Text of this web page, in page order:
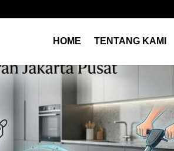
HOME TENTANG KAMI